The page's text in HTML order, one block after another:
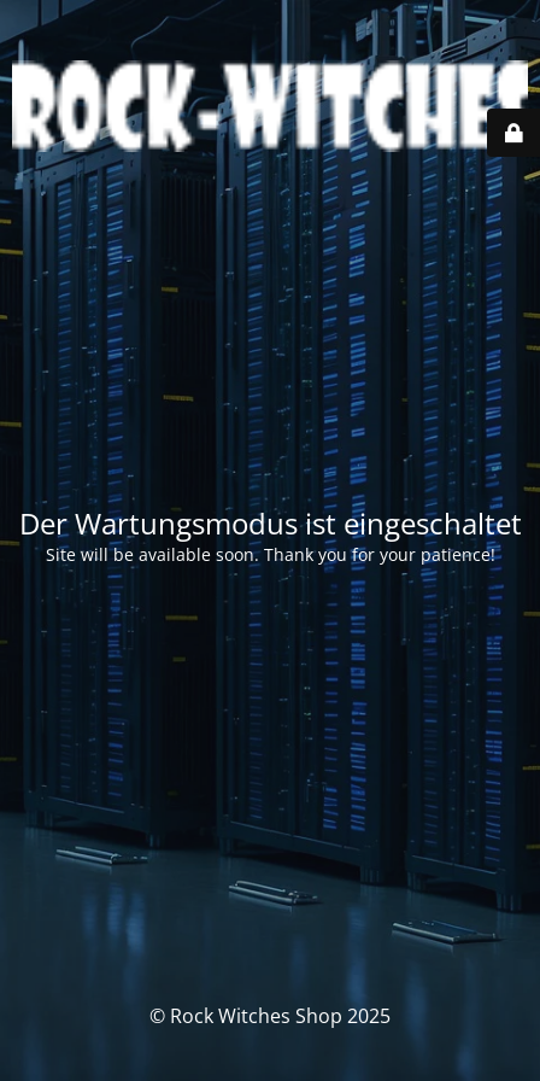
Der Wartungsmodus ist eingeschaltet
Site will be available soon. Thank you for your patience!
© Rock Witches Shop 2025